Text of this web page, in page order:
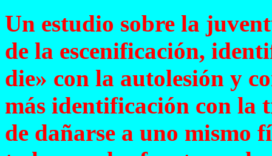
Un estudio sobre la
de la escenificación,
die» con la autolesión y
más identificación con la
de dañarse a uno mismo